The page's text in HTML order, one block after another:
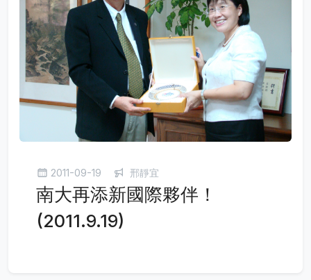
2011-09-19 邢靜宜
南大再添新國際夥伴！
(2011.9.19)